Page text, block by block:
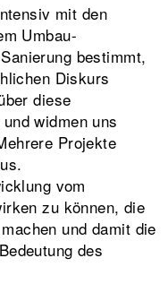
mit den
Umbau-
bestimmt,
Diskurs
diese
widmen uns
Projekte
vom
zu können, die
und damit die
des